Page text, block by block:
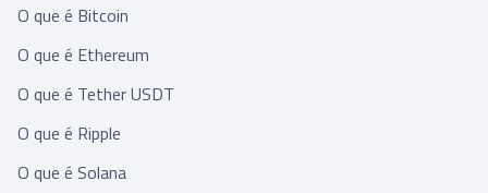
O que é Bitcoin
O que é Ethereum
O que é Tether USDT
O que é Ripple
O que é Solana